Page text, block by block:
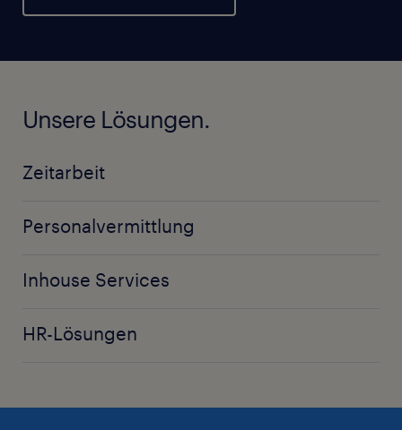
Unsere Lösungen.
Zeitarbeit
Personalvermittlung
Inhouse Services
HR-Lösungen